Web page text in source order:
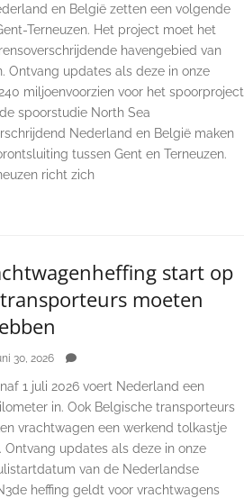
en België zetten een volgende
Terneuzen. Het project moet het
havengebied van
Ontvang updates als deze in onze
miljoenvoorzien voor het spoorproject
spoorstudie North Sea
Nederland en België maken
tussen Gent en Terneuzen.
richt zich
start op
moeten
30, 2026
1 juli 2026 voert Nederland een
in. Ook Belgische transporteurs
vrachtwagen een werkend tolkastje
updates als deze in onze
van de Nederlandse
heffing geldt voor vrachtwagens